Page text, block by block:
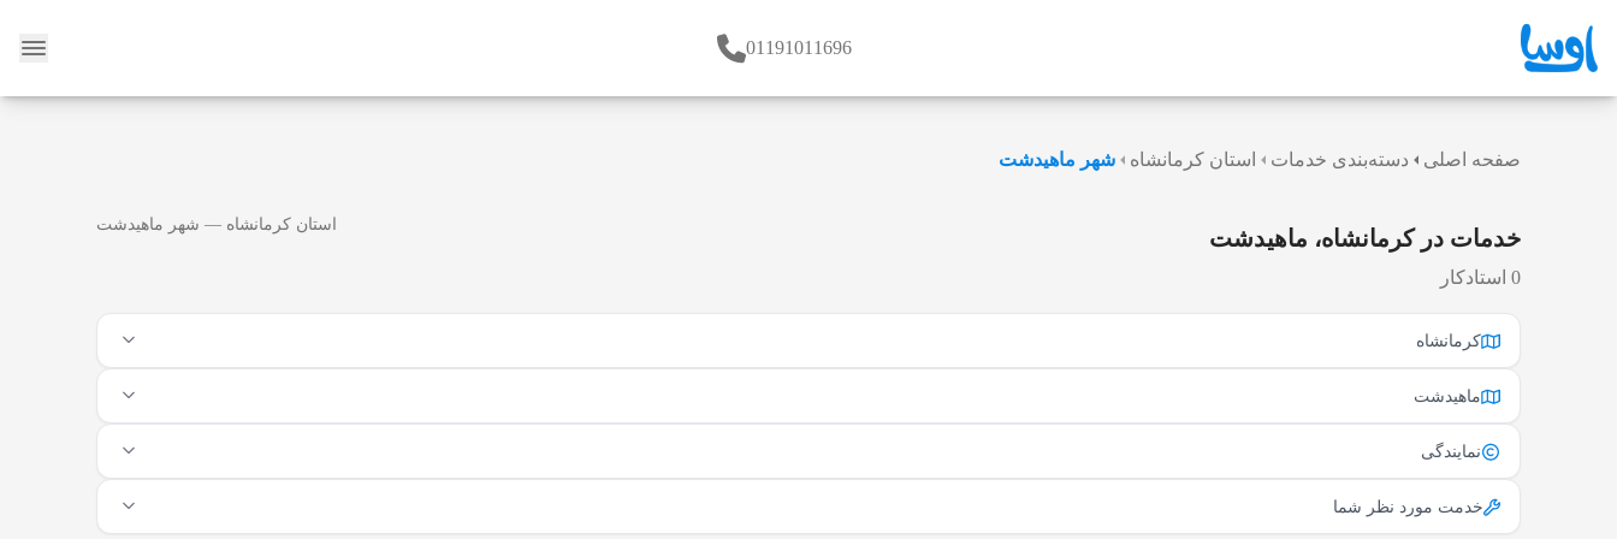
01191011696
صفحه اصلی دسته‌بندی خدمات استان کرمانشاه شهر ماهیدشت
خدمات در کرمانشاه، ماهیدشت
0 استادکار
استان کرمانشاه — شهر ماهیدشت
کرمانشاه
ماهیدشت
نمایندگی
خدمت مورد نظر شما